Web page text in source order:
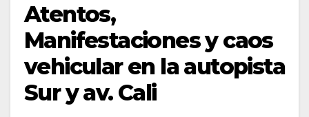
Atentos,
Manifestaciones y caos
vehicular en la autopista
Sur y av. Cali